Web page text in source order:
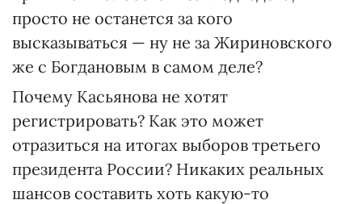
просто не останется за кого
высказываться — ну не за Жириновс­кого
же с Богдановым в самом деле?
Почему Касьянова не хотят
регистрировать? Как это может
отразиться на итогах выборов третьего
президента России? Никаких реальных
шансов составить хоть какую-то